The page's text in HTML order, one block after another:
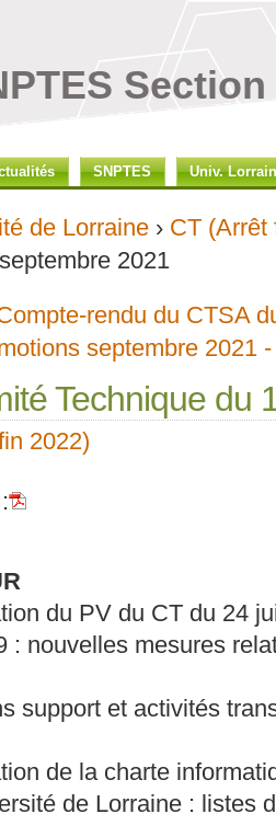
SNPTES Univ.
de Lorraine › CT (Arrêt
2021
rendu du CTSA
septembre 2021
Technique du
2022)
du PV du CT du 24
: nouvelles mesures
support et activités
de la charte
de Lorraine : listes